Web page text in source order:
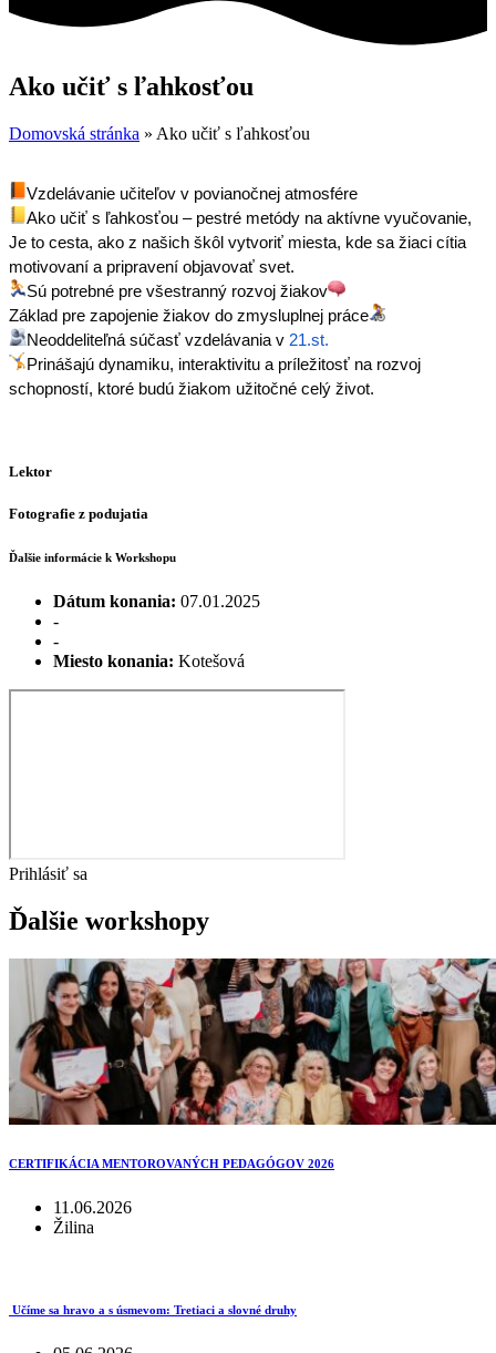
Ako učiť s ľahkosťou
Domovská stránka » Ako učiť s ľahkosťou
Vzdelávanie učiteľov v povianočnej atmosfére
Ako učiť s ľahkosťou – pestré metódy na aktívne vyučovanie,
Je to cesta, ako z našich škôl vytvoriť miesta, kde sa žiaci cítia
motivovaní a pripravení objavovať svet.
Sú potrebné pre všestranný rozvoj žiakov
Základ pre zapojenie žiakov do zmysluplnej práce
Neoddeliteľná súčasť vzdelávania v 21.st.
Prinášajú dynamiku, interaktivitu a príležitosť na rozvoj
schopností, ktoré budú žiakom užitočné celý život.
Lektor
Fotografie z podujatia
Ďalšie informácie k Workshopu
Dátum konania: 07.01.2025
-
-
Miesto konania: Kotešová
Prihlásiť sa
Ďalšie workshopy
CERTIFIKÁCIA MENTOROVANÝCH PEDAGÓGOV 2026
11.06.2026
Žilina
Učíme sa hravo a s úsmevom: Tretiaci a slovné druhy